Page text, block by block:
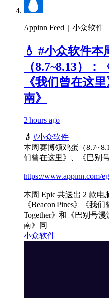
Appinn Feed｜小众软件
💧 #小众软件本
（8.7~8.13）：
《我们曾在这
南》
2 hours ago
💧 #小众软件
本周赛博领鸡蛋（
们曾在这里》、《巴别
https://www.appinn.com/
本周 Epic 共送出 2 款电
《Beacon Pines》《我
Together》和《巴别号
南》同
小众软件